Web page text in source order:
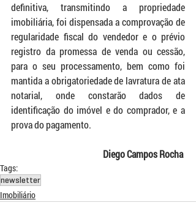
definitiva, transmitindo a propriedade
imobiliária, foi dispensada a comprovação de
regularidade fiscal do vendedor e o prévio
registro da promessa de venda ou cessão,
para o seu processamento, bem como foi
mantida a obrigatoriedade de lavratura de ata
notarial, onde constarão dados de
identificação do imóvel e do comprador, e a
prova do pagamento.
Diego Campos Rocha
Tags:
newsletter
Imobiliário